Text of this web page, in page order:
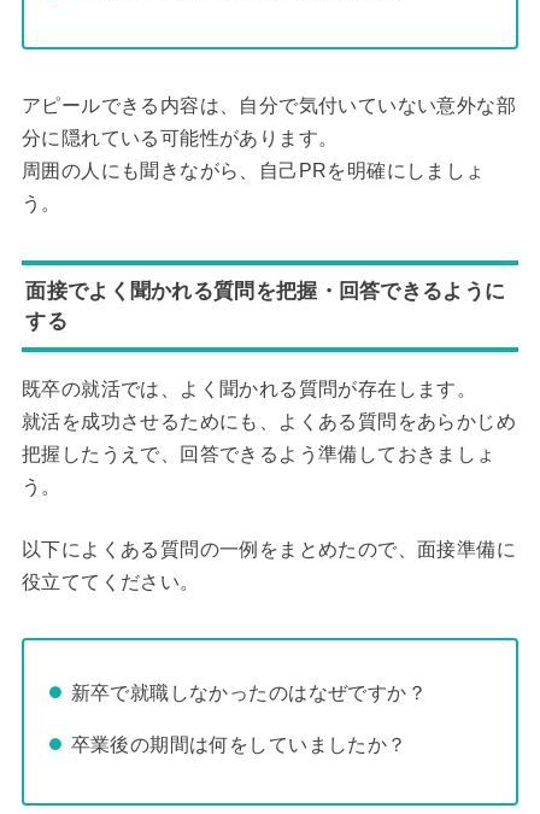
アピールできる内容は、自分で気付いていない意外な部
分に隠れている可能性があります。
周囲の人にも聞きながら、自己PRを明確にしましょ
う。
面接でよく聞かれる質問を把握・回答できるように
する
既卒の就活では、よく聞かれる質問が存在します。
就活を成功させるためにも、よくある質問をあらかじめ
把握したうえで、回答できるよう準備しておきましょ
う。
以下によくある質問の一例をまとめたので、面接準備に
役立ててください。
新卒で就職しなかったのはなぜですか？
卒業後の期間は何をしていましたか？